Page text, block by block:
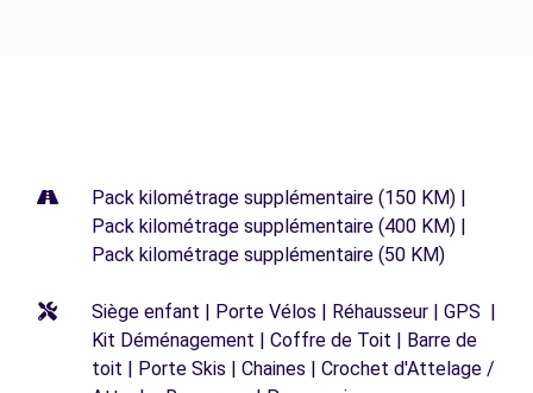
Pack kilométrage supplémentaire (150 KM) |
Pack kilométrage supplémentaire (400 KM) |
Pack kilométrage supplémentaire (50 KM)
Siège enfant | Porte Vélos | Réhausseur | GPS |
Kit Déménagement | Coffre de Toit | Barre de
toit | Porte Skis | Chaines | Crochet d'Attelage /